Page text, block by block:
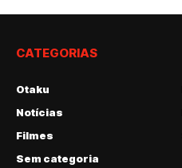
CATEGORIAS
Otaku
Notícias
Filmes
Sem categoria